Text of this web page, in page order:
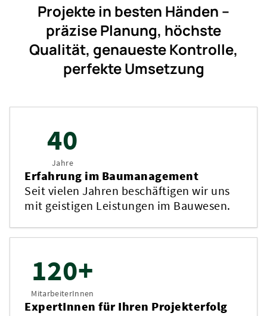
Projekte in besten Händen –
präzise Planung, höchste
Qualität, genaueste Kontrolle,
perfekte Umsetzung
40
Jahre
Erfahrung im Baumanagement
Seit vielen Jahren beschäftigen wir uns
mit geistigen Leistungen im Bauwesen.
120+
MitarbeiterInnen
ExpertInnen für Ihren Projekterfolg